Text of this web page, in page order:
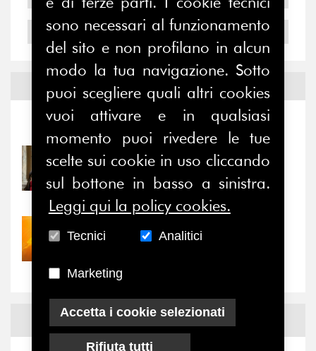
2004
Notizie ed Eventi
Notizie - Eventi
31/07/2026
Prima della pausa estiva,
il valore di...
30/07/2026
Nove anni dopo la
NewsFacebook
sono necessari al funzionamento
del sito e non profilano in alcun
modo la tua navigazione. Sotto
puoi scegliere quali altri cookies
vuoi attivare e in qualsiasi
momento puoi rivedere le tue
scelte sui cookie in uso cliccando
sul bottone in basso a sinistra.
Leggi qui la policy cookies.
Tecnici Analitici
Marketing
Accetta i cookie selezionati
Rifiuta tutti